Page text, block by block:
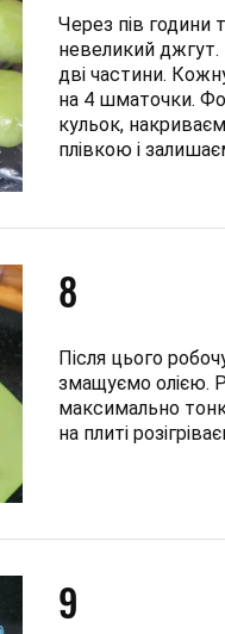
Через пів години
невеликий джгут.
дві частини.
на 4 шматочки.
кульок,
плівкою і
8
Після цього
змащуємо олією.
максимально
на плиті
9